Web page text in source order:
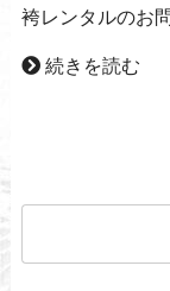
袴レンタルのお
続きを読む